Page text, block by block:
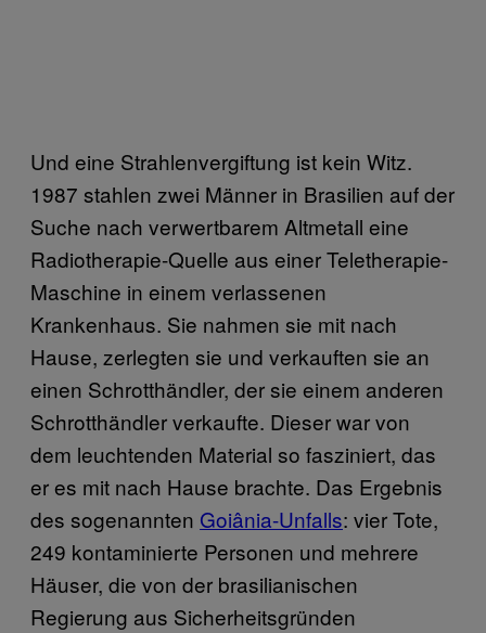
Und eine Strahlenvergiftung ist kein Witz.
1987 stahlen zwei Männer in Brasilien auf der
Suche nach verwertbarem Altmetall eine
Radiotherapie-Quelle aus einer Teletherapie-
Maschine in einem verlassenen
Krankenhaus. Sie nahmen sie mit nach
Hause, zerlegten sie und verkauften sie an
einen Schrotthändler, der sie einem anderen
Schrotthändler verkaufte. Dieser war von
dem leuchtenden Material so fasziniert, das
er es mit nach Hause brachte. Das Ergebnis
des sogenannten Goiânia-Unfalls: vier Tote,
249 kontaminierte Personen und mehrere
Häuser, die von der brasilianischen
Regierung aus Sicherheitsgründen